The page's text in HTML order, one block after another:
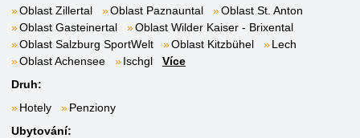
Oblast Zillertal
Oblast Paznauntal
Oblast St. Anton
Oblast Gasteinertal
Oblast Wilder Kaiser - Brixental
Oblast Salzburg SportWelt
Oblast Kitzbühel
Lech
Oblast Achensee
Ischgl
Více
Druh:
Hotely
Penziony
Ubytování: